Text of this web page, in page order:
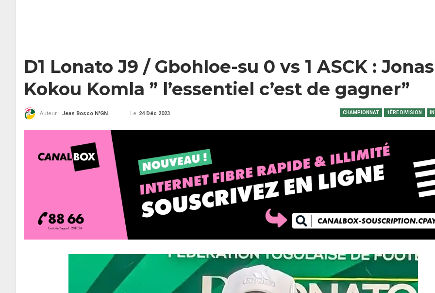
D1 Lonato J9 / Gbohloe-su 0 vs 1 ASCK : Jonas
Kokou Komla ” l’essentiel c’est de gagner”
CHAMPIONNAT 1ÈRE DIVISION
Auteur : Jean Bosco N'GNAMA Le 24 Déc 2023